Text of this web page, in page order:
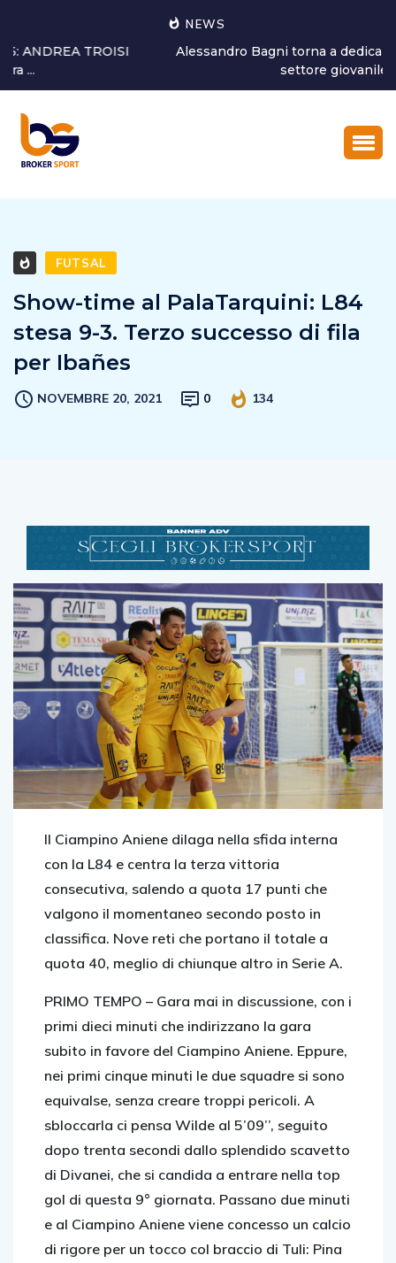
NEWS
Alessandro Bagni torna a dedicarsi alla crescita del
FUTSAL
Show-time al PalaTarquini: L84
stesa 9-3. Terzo successo di fila
per Ibañes
NOVEMBRE 20, 2021 0 134
Il Ciampino Aniene dilaga nella sfida interna
con la L84 e centra la terza vittoria
consecutiva, salendo a quota 17 punti che
valgono il momentaneo secondo posto in
classifica. Nove reti che portano il totale a
quota 40, meglio di chiunque altro in Serie A.
PRIMO TEMPO – Gara mai in discussione, con i
primi dieci minuti che indirizzano la gara
subito in favore del Ciampino Aniene. Eppure,
nei primi cinque minuti le due squadre si sono
equivalse, senza creare troppi pericoli. A
sbloccarla ci pensa Wilde al 5’09’’, seguito
dopo trenta secondi dallo splendido scavetto
di Divanei, che si candida a entrare nella top
gol di questa 9° giornata. Passano due minuti
e al Ciampino Aniene viene concesso un calcio
di rigore per un tocco col braccio di Tuli: Pina